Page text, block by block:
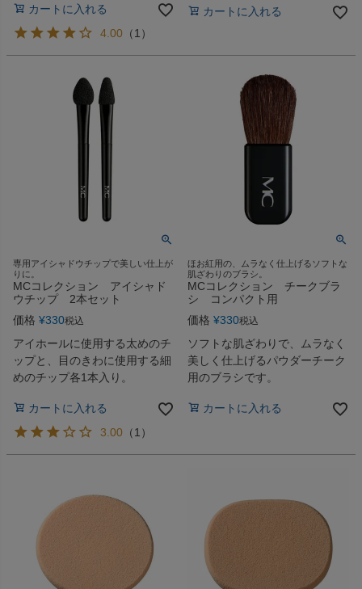
カートに入れる
4.00 （1 ）
カートに入れる
専用アイシャドウチップで美しい仕上が
りに。
MCコレクション アイシャド
ウチップ 2本セット
価格 ¥330税込
アイホールに使用する太めのチ
ップと、目のきわに使用する細
めのチップ各1本入り。
カートに入れる
3.00 （1 ）
ほお紅用の、ムラなく仕上げるソフトな
肌ざわりのブラシ。
MCコレクション チークブラ
シ コンパクト用
価格 ¥330税込
ソフトな肌ざわりで、ムラなく
美しく仕上げるパウダーチーク
用のブラシです。
カートに入れる